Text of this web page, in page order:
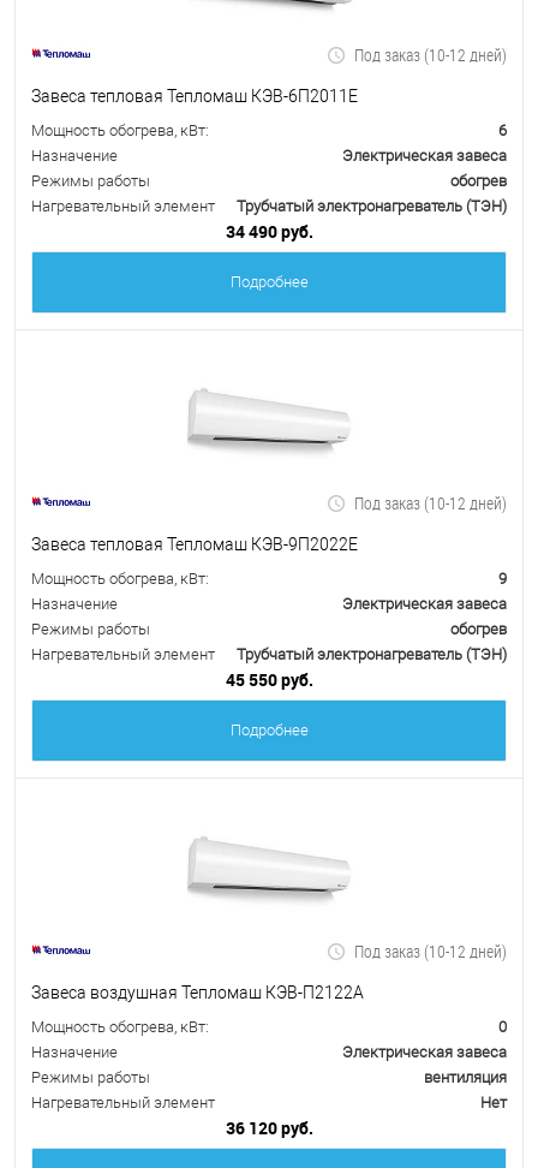
Под заказ (10-12 дней)
Завеса тепловая Тепломаш КЭВ-6П2011Е
Мощность обогрева, кВт:
6
Назначение
Электрическая завеса
Режимы работы
обогрев
Нагревательный элемент
Трубчатый электронагреватель (ТЭН)
34 490 руб.
Подробнее
Под заказ (10-12 дней)
Завеса тепловая Тепломаш КЭВ-9П2022Е
Мощность обогрева, кВт:
9
Назначение
Электрическая завеса
Режимы работы
обогрев
Нагревательный элемент
Трубчатый электронагреватель (ТЭН)
45 550 руб.
Подробнее
Под заказ (10-12 дней)
Завеса воздушная Тепломаш КЭВ-П2122А
Мощность обогрева, кВт:
0
Назначение
Электрическая завеса
Режимы работы
вентиляция
Нагревательный элемент
Нет
36 120 руб.